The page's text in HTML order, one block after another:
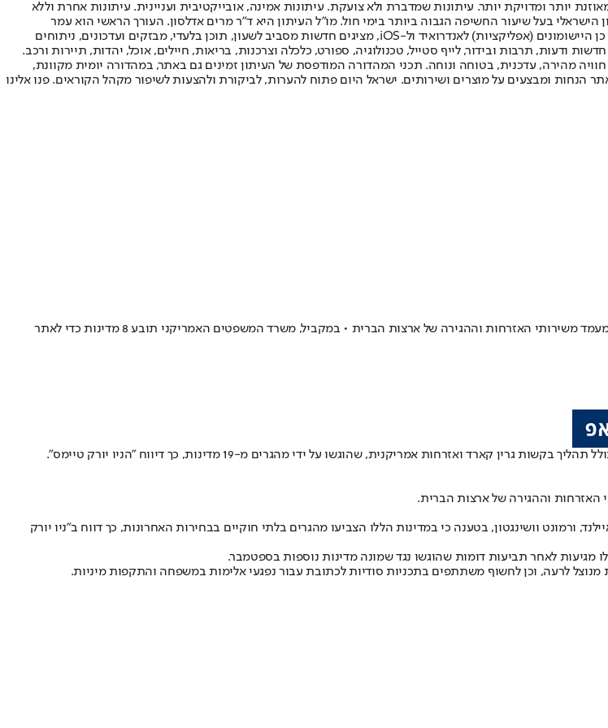
יותר ומדויקת יותר. עיתונות שמדברת ולא צועקת. עיתונות אמינה, אובייקטיבית ועניינית. עיתונות אחרת וללא
ב-30 ביולי 2007, וב-2010 הפך "ישראל היום" לעיתון הישראלי בעל שיעור החשיפה הגבוה ביותר בימי חול. מו"ל העיתון היא ד"ר מרים אדלסון. העורך הראשי הוא עמר
לחמנוביץ, והעורך המייסד הוא עמוס רגב. אתרי האינטרנט של "ישראל היום" בעברית ובאנגלית, כמו כן היישומונים (אפליקציות) לאנדרואיד ול-iOS, מציגים חדשות מסביב לשעון, תוכן בלעדי, מבזקים ועדכונים, ניתוחים
ודעות, תרבות ובידור, לייף סטייל, טכנולוגיה, ספורט, כלכלה וצרכנות, בריאות, חיילים, אוכל, יהדות, תיירות ורכב.
חוויה מהירה, עדכנית, בטוחה ונוחה. תכני המהדורה המודפסת של העיתון זמינים גם באתר, במהדורה יומית מקוונת,
הנחות ומבצעים על מוצרים ושירותים. ישראל היום פתוח להערות, לביקורת ולהצעות לשיפור מקהל הקוראים. פנו אלינו
ב"ניו יורק טיימס" דווח כי ההשהייה חלה על אנשים ממדינות שהממשל אסר עליהן כבר ביוני לבקש מעמד משירותי האזרחות וההגירה של ארצות הברית • במקביל, משרד המשפטים האמריקני תובע 8 מדינות כדי לאתר
ואזרחות אמריקנית, שהוגשו על ידי מהגרים מ-19 מדינות, כך דיווח "הניו יורק טיימס".
האזרחות וההגירה של ארצות הברית.
ורמונט וושינגטון, בטענה כי במדינות הללו הצביעו מהגרים בלתי חוקיים בבחירות האחרונות, כך דווח ב"ניו יורק
לאחר תביעות דומות שהוגשו נגד שמונה מדינות נוספות בספטמבר.
מנוצל לרעה, וכן לחשוף משתתפים בתכניות סודיות לכתובת עבור נפגעי אלימות במשפחה והתקפות מיניות.